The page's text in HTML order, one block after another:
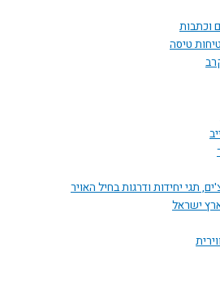
טיסה
יחידות ודרגות בחיל האויר